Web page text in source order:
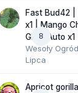
8
Fast Bud42
x1 | Mango
GMO Auto x1
Wesoły
Lipca
Apricot